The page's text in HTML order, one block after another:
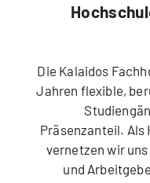
Die Kalaidos
Jahren flexible,
Präsenzanteil.
vernetzen wir
und